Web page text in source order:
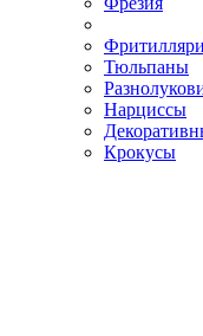
Тюльпаны
Нарциссы
Крокусы